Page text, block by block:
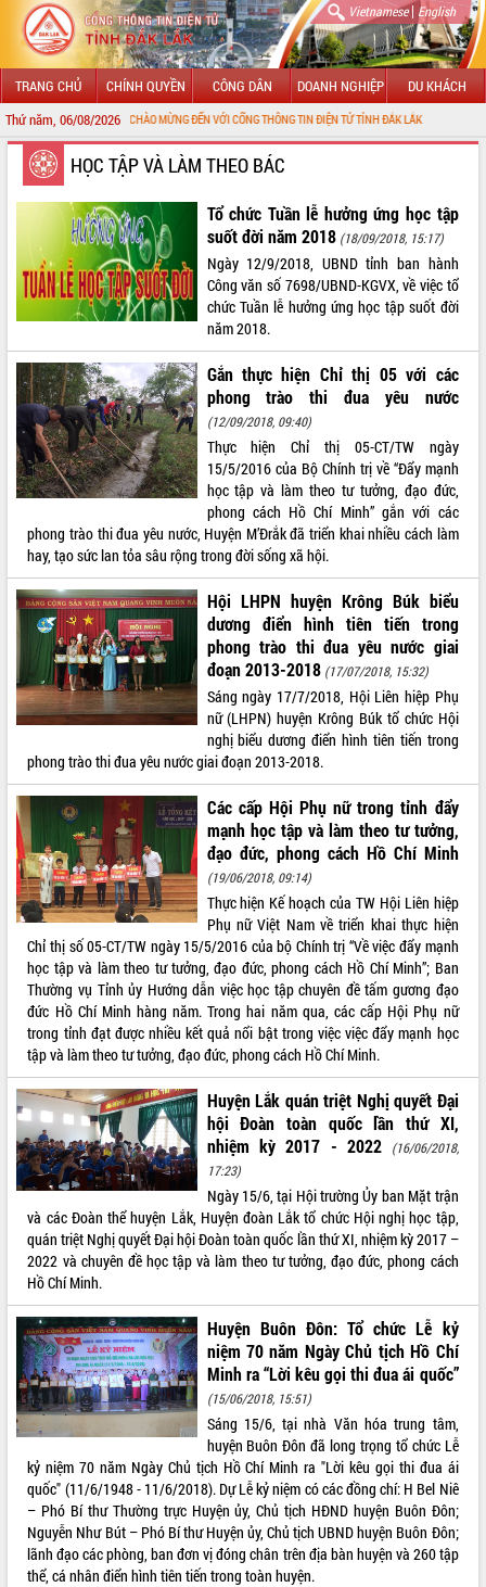
Vietnamese| English
TRANG CHỦ CHÍNH QUYỀN CÔNG DÂN DOANH NGHIỆP DU KHÁCH
Thứ năm, 06/08/2026
CHÀO MỪNG ĐẾN VỚI CỔNG THÔNG TIN ĐIỆN TỬ TỈNH ĐẮK LẮK
GIỚI THIỆU
LÃNH ĐẠO UBND TỈNH
TIN TỨC SỰ KIỆN
SỞ, BAN, NGÀNH
THÔNG TIN CHỈ ĐẠO ĐIỀU HÀNH
HỆ THỐNG VĂN BẢN
VĂN BẢN HĐND TỈNH
QUY HOẠCH - KẾ HOẠCH
VIDEO
Lễ truy tặng danh hiệu “Bà Mẹ Việt
Nam Anh hùng” và trao Huân chương
Lao động
UBND tỉnh Đắk Lắk triển khai nhiệm
vụ 6 tháng cuối năm 2026
Kỳ họp thứ Hai, Hội đồng nhân dân
tỉnh khóa XI quyết nghị nhiều nội dung
quan trọng
Bí thư Tỉnh ủy Lương Nguyễn Minh
Triết thăm, tặng quà người có công với
Rà soát, hoàn thiện hệ thống thiết chế
văn hóa, thể thao đáp ứng yêu cầu
phát triển mới
Thường trực HĐND tỉnh Đắk Lắk gặp
mặt Đoàn chuyên gia y tế TP. Hồ Chí
ALBUM ẢNH
HỌC TẬP VÀ LÀM THEO BÁC
Tổ chức Tuần lễ hưởng ứng học tập
suốt đời năm 2018 (18/09/2018, 15:17)
Ngày 12/9/2018, UBND tỉnh ban hành
Công văn số 7698/UBND-KGVX, về việc tổ
chức Tuần lễ hưởng ứng học tập suốt đời
năm 2018.
Gắn thực hiện Chỉ thị 05 với các
phong trào thi đua yêu nước
(12/09/2018, 09:40)
Thực hiện Chỉ thị 05-CT/TW ngày
15/5/2016 của Bộ Chính trị về “Đẩy mạnh
học tập và làm theo tư tưởng, đạo đức,
phong cách Hồ Chí Minh” gắn với các
phong trào thi đua yêu nước, Huyện M’Đrắk đã triển khai nhiều cách làm
hay, tạo sức lan tỏa sâu rộng trong đời sống xã hội.
Hội LHPN huyện Krông Búk biểu
dương điển hình tiên tiến trong
phong trào thi đua yêu nước giai
đoạn 2013-2018 (17/07/2018, 15:32)
Sáng ngày 17/7/2018, Hội Liên hiệp Phụ
nữ (LHPN) huyện Krông Búk tổ chức Hội
nghị biểu dương điển hình tiên tiến trong
phong trào thi đua yêu nước giai đoạn 2013-2018.
Các cấp Hội Phụ nữ trong tỉnh đẩy
mạnh học tập và làm theo tư tưởng,
đạo đức, phong cách Hồ Chí Minh
(19/06/2018, 09:14)
Thực hiện Kế hoạch của TW Hội Liên hiệp
Phụ nữ Việt Nam về triển khai thực hiện
Chỉ thị số 05-CT/TW ngày 15/5/2016 của bộ Chính trị “Về việc đẩy mạnh
học tập và làm theo tư tưởng, đạo đức, phong cách Hồ Chí Minh”; Ban
Thường vụ Tỉnh ủy Hướng dẫn việc học tập chuyên đề tấm gương đạo
đức Hồ Chí Minh hàng năm. Trong hai năm qua, các cấp Hội Phụ nữ
trong tỉnh đạt được nhiều kết quả nổi bật trong việc việc đẩy mạnh học
tập và làm theo tư tưởng, đạo đức, phong cách Hồ Chí Minh.
Huyện Lắk quán triệt Nghị quyết Đại
hội Đoàn toàn quốc lần thứ XI,
nhiệm kỳ 2017 - 2022
(16/06/2018,
17:23)
Ngày 15/6, tại Hội trường Ủy ban Mặt trận
và các Đoàn thể huyện Lắk, Huyện đoàn Lắk tổ chức Hội nghị học tập,
quán triệt Nghị quyết Đại hội Đoàn toàn quốc lần thứ XI, nhiệm kỳ 2017 –
2022 và chuyên đề học tập và làm theo tư tưởng, đạo đức, phong cách
Hồ Chí Minh.
Huyện Buôn Đôn: Tổ chức Lễ kỷ
niệm 70 năm Ngày Chủ tịch Hồ Chí
Minh ra “Lời kêu gọi thi đua ái quốc”
(15/06/2018, 15:51)
Sáng 15/6, tại nhà Văn hóa trung tâm,
huyện Buôn Đôn đã long trọng tổ chức Lễ
kỷ niệm 70 năm Ngày Chủ tịch Hồ Chí Minh ra "Lời kêu gọi thi đua ái
quốc" (11/6/1948 - 11/6/2018). Dự Lễ kỷ niệm có các đồng chí: H Bel Niê
– Phó Bí thư Thường trực Huyện ủy, Chủ tịch HĐND huyện Buôn Đôn;
Nguyễn Như Bút – Phó Bí thư Huyện ủy, Chủ tịch UBND huyện Buôn Đôn;
lãnh đạo các phòng, ban đơn vị đóng chân trên địa bàn huyện và 260 tập
thể, cá nhân điển hình tiên tiến trong toàn huyện.